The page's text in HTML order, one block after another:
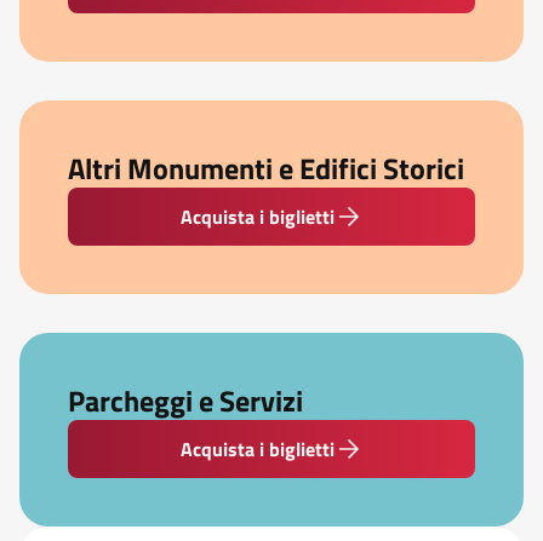
Altri Monumenti e Edifici Storici
Acquista i biglietti
Parcheggi e Servizi
Acquista i biglietti